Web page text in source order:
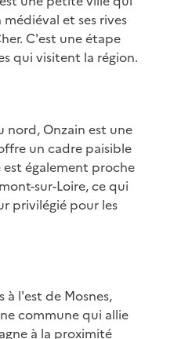
et ses rives
C'est une étape
qui visitent la région.
nord, Onzain est une
un cadre paisible
également proche
sur-Loire, ce qui
privilégié pour les
l'est de Mosnes,
commune qui allie
à la proximité